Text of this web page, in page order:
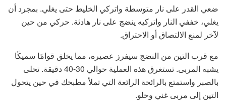
ضعي القدر على نار متوسطة واتركي الخليط حتى يغلي. بمجرد أن
يغلي، خففي النار واتركيه ينضج على نار هادئة. حركي من حين
لآخر لمنع الالتصاق أو الاحتراق.
مع قرب التين من النضج سيفرز عصيره، مما يخلق قوامًا سميكًا
يشبه المربى. تستغرق هذه العملية حوالي 30-40 دقيقة. تحلى
بالصبر واستمتع بالرائحة الرائعة التي تملأ مطبخك في حين يتحول
التين إلى مربى غني وحلو.